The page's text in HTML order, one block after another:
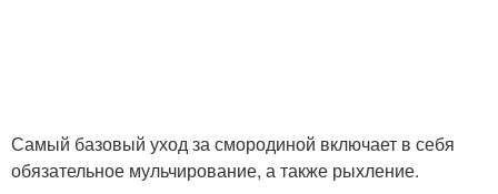
Самый базовый уход за смородиной включает в себя
обязательное мульчирование, а также рыхление.